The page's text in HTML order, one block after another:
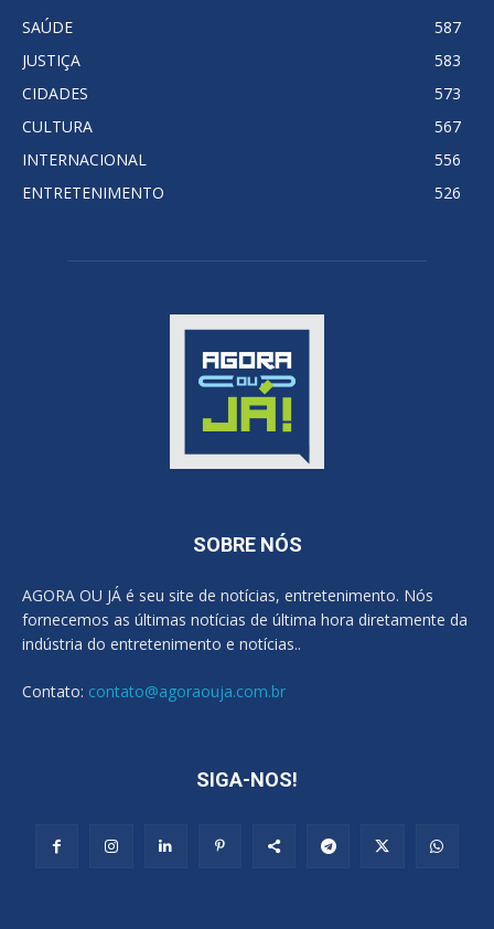
SAÚDE
587
JUSTIÇA
583
CIDADES
573
CULTURA
567
INTERNACIONAL
556
ENTRETENIMENTO
526
SOBRE NÓS
AGORA OU JÁ é seu site de notícias, entretenimento. Nós
fornecemos as últimas notícias de última hora diretamente da
indústria do entretenimento e notícias..
Contato: contato@agoraouja.com.br
SIGA-NOS!